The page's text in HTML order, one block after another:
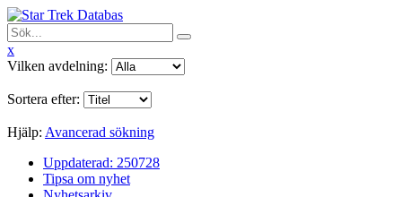
x
Vilken avdelning:
Sortera efter:
Hjälp: Avancerad sökning
Uppdaterad: 250728
Tipsa om nyhet